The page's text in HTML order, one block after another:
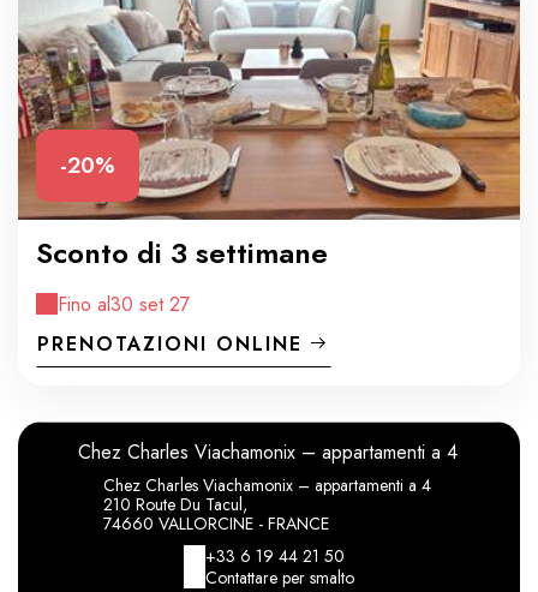
-20%
Sconto di 3 settimane
Fino al30 set 27
PRENOTAZIONI ONLINE
Chez Charles Viachamonix – appartamenti a 4
Chez Charles Viachamonix – appartamenti a 4
210 Route Du Tacul,
74660 VALLORCINE - FRANCE
+33 6 19 44 21 50
Contattare per smalto